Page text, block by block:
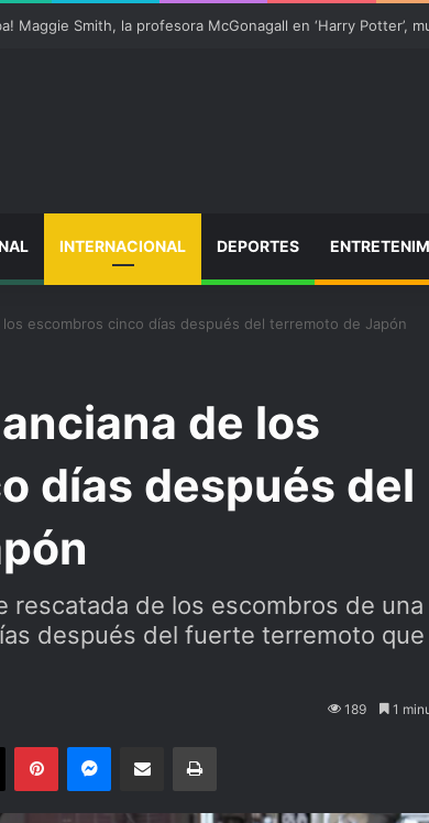
“satisfactoriamente” de una rotura completa del
INTERNACIONAL DEPORTES
los escombros cinco días después del terremoto de Japón
de los
días después del
rescatada de los escombros de una
después del fuerte terremoto que
189 1
PinterestMessenger
Compartir por email Imprimir